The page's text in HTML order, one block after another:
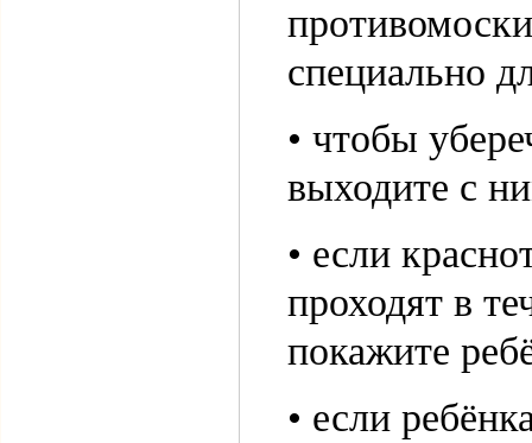
специально
• чтобы
выходите с
• если
проходят в
покажите
• если